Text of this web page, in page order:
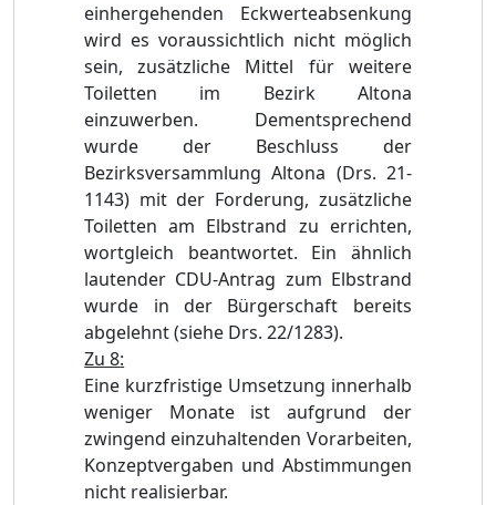
einhergehenden Eckwerteabsenkung
wird es voraussichtlich nicht möglich
sein, zusätzliche Mittel für weitere
Toiletten im Bezirk Altona
einzuwerben. Dementsprechend
wurde der Beschluss der
Bezirksversammlung Altona (Drs. 21-
1143) mit der Forderung, zusätzliche
Toiletten am Elbstrand zu errichten,
wortgleich beantwortet. Ein ähnlich
lautender CDU-Antrag zum Elbstrand
wurde in der Bürgerschaft bereits
abgelehnt (siehe Drs. 22/1283).
Zu 8:
Eine kurzfristige Umsetzung innerhalb
weniger Monate ist aufgrund der
zwingend einzuhaltenden Vorarbeiten,
Konzeptvergaben und Abstimmungen
nicht realisierbar.